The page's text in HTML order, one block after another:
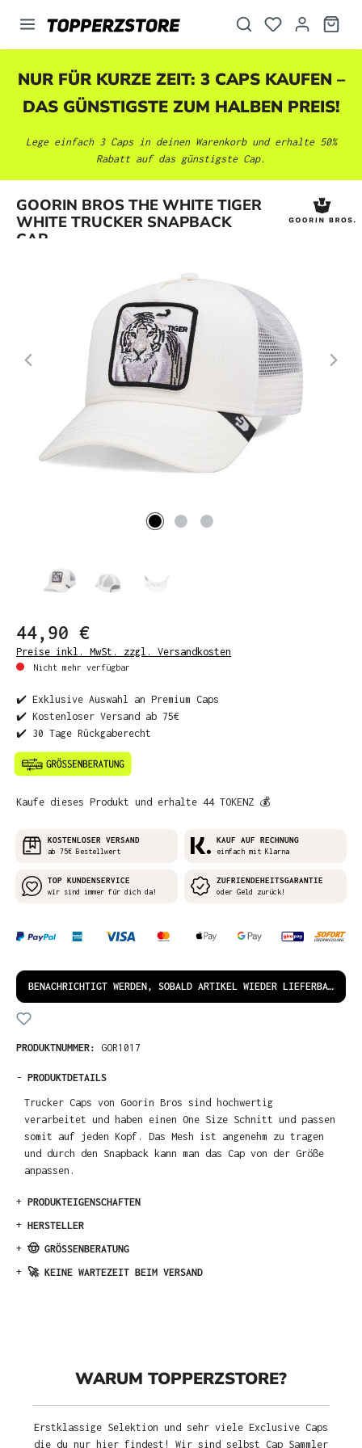
springen
NUR FÜR KURZE ZEIT: 3 CAPS KAUFEN –
DAS GÜNSTIGSTE ZUM HALBEN PREIS!
Lege einfach 3 Caps in deinen Warenkorb und erhalte 50%
Rabatt auf das günstigste Cap.
GOORIN BROS THE WHITE TIGER
WHITE TRUCKER SNAPBACK
CAP
Bildergalerie überspringen
44,90 €
Preise inkl. MwSt. zzgl. Versandkosten
Nicht mehr verfügbar
✔️ Exklusive Auswahl an Premium Caps
✔️ Kostenloser Versand ab 75€
✔️ 30 Tage Rückgaberecht
Kaufe dieses Produkt und erhalte 44 TOKENZ 💰
KOSTENLOSER VERSAND
ab 75€ Bestellwert
KAUF AUF RECHNUNG
einfach mit Klarna
TOP KUNDENSERVICE
wir sind immer für dich da!
ZUFRIENDEHEITSGARANTIE
oder Geld zurück!
BENACHRICHTIGT WERDEN, SOBALD ARTIKEL WIEDER LIEFERBAR IST!
PRODUKTNUMMER: GOR1017
- PRODUKTDETAILS
Trucker Caps von Goorin Bros sind hochwertig
verarbeitet und haben einen One Size Schnitt und passen
somit auf jeden Kopf. Das Mesh ist angenehm zu tragen
und durch den Snapback kann man das Cap von der Größe
anpassen.
+ PRODUKTEIGENSCHAFTEN
+ HERSTELLER
+ 🤠 GRÖSSENBERATUNG
+ 🚀 KEINE WARTEZEIT BEIM VERSAND
WARUM TOPPERZSTORE?
Erstklassige Selektion und sehr viele Exclusive Caps
die du nur hier findest! Wir sind selbst Cap Sammler